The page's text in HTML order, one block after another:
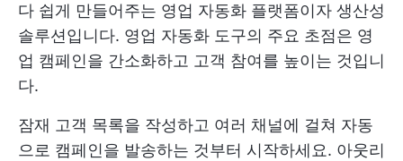
다 쉽게 만들어주는 영업 자동화 플랫폼이자 생산성
솔루션입니다. 영업 자동화 도구의 주요 초점은 영
업 캠페인을 간소화하고 고객 참여를 높이는 것입니
다.
잠재 고객 목록을 작성하고 여러 채널에 걸쳐 자동
으로 캠페인을 발송하는 것부터 시작하세요. 아웃리